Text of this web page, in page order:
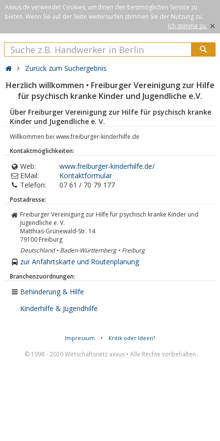
Axxus.de verwendet Cookies, um Ihnen den bestmöglichen Service zu
bieten. Wenn Sie auf der Seite weitersurfen stimmen Sie der Nutzung zu.
Ich stimme zu. ×
Zurück zum Suchergebnis
Herzlich willkommen • Freiburger Vereinigung zur Hilfe
für psychisch kranke Kinder und Jugendliche e.V.
Über Freiburger Vereinigung zur Hilfe für psychisch kranke
Kinder und Jugendliche e. V.
Willkommen bei www.freiburger-kinderhilfe.de
Kontaktmöglichkeiten:
Web:
www.freiburger-kinderhilfe.de/
EMail:
Kontaktformular
Telefon:
07 61 / 70 79 177
Postadresse:
Freiburger Vereinigung zur Hilfe für psychisch kranke Kinder und
Jugendliche e. V.
Matthias-Grünewald-Str. 14
79100 Freiburg
Deutschland • Baden-Württemberg • Freiburg
zur Anfahrtskarte und Routenplanung
Branchenzuordnungen:
Behinderung & Hilfe
Kinderhilfe & Jugendhilfe
Impressum • Kritik oder Ideen?
© 1998 - 2026 Wirtschaftsnetz axxus • Alle Rechte vorbehalten